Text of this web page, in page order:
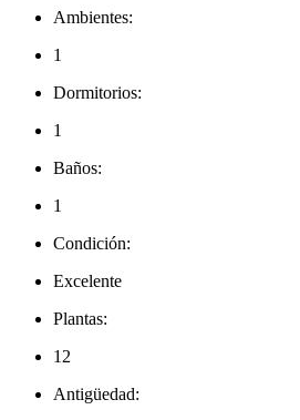
Ambientes:
1
Dormitorios:
1
Baños:
1
Condición:
Excelente
Plantas:
12
Antigüedad: